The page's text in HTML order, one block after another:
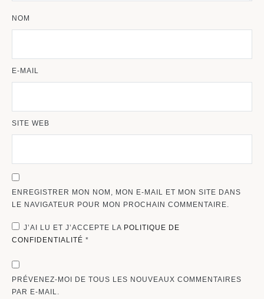
NOM
E-MAIL
SITE WEB
ENREGISTRER MON NOM, MON E-MAIL ET MON SITE DANS
LE NAVIGATEUR POUR MON PROCHAIN COMMENTAIRE.
J’AI LU ET J’ACCEPTE LA POLITIQUE DE
CONFIDENTIALITÉ *
PRÉVENEZ-MOI DE TOUS LES NOUVEAUX COMMENTAIRES
PAR E-MAIL.